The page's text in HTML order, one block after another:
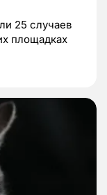
25 случаев
площадках